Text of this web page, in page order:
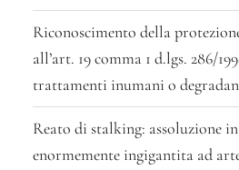
Riconoscimento della
all’art. 19 comma 1 d.lgs. 286/
trattamenti inumani o
Reato di stalking: assoluzione in
enormemente ingigantita ad